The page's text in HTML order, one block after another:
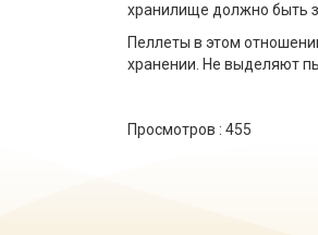
хранилище должно быть
Пеллеты в этом
хранении. Не выделяют
Просмотров : 455